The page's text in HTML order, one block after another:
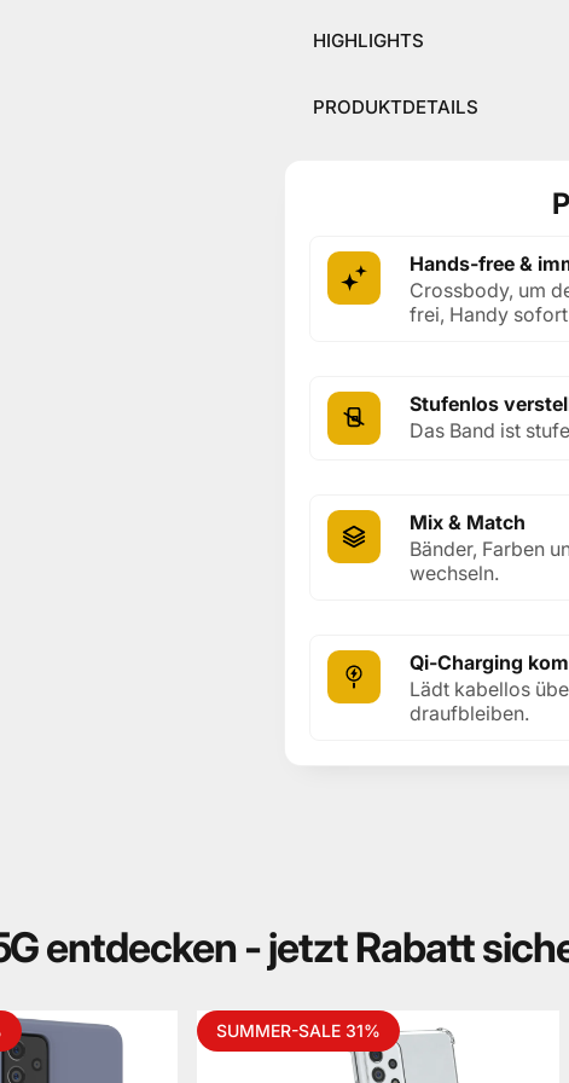
HIGHLIGHTS
PRODUKTDETAILS
Hands-free &
Crossbody, um
frei, Handy
Stufenlos
Das Band ist
Mix & Match
Bänder, Farben
wechseln.
Qi-Charging
Lädt kabellos
draufbleiben.
entdecken-jetztRabatt
SUMMER-SALE 31%